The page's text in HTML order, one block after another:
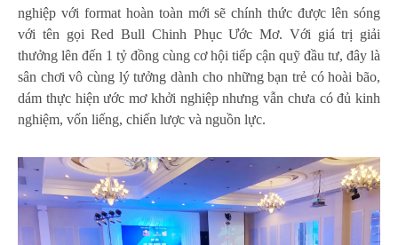
nghiệp với format hoàn toàn mới sẽ chính thức được lên sóng
với tên gọi Red Bull Chinh Phục Ước Mơ. Với giá trị giải
thưởng lên đến 1 tỷ đồng cùng cơ hội tiếp cận quỹ đầu tư, đây là
sân chơi vô cùng lý tưởng dành cho những bạn trẻ có hoài bão,
dám thực hiện ước mơ khởi nghiệp nhưng vẫn chưa có đủ kinh
nghiệm, vốn liếng, chiến lược và nguồn lực.